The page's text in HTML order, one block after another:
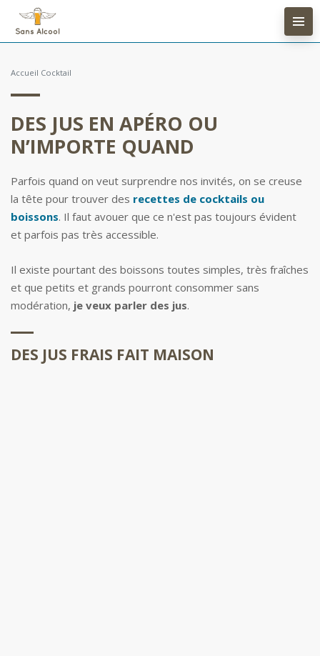
Accueil Cocktail
DES JUS EN APÉRO OU
N’IMPORTE QUAND
Parfois quand on veut surprendre nos invités, on se creuse
la tête pour trouver des recettes de cocktails ou
boissons. Il faut avouer que ce n'est pas toujours évident
et parfois pas très accessible.
Il existe pourtant des boissons toutes simples, très fraîches
et que petits et grands pourront consommer sans
modération, je veux parler des jus.
DES JUS FRAIS FAIT MAISON